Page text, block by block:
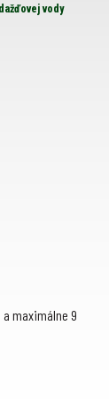
dažďovej vody
maximálne 9